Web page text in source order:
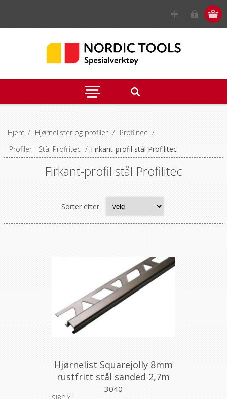
Hjem / Hjørnelister og profiler / Profilitec /
Profiler - Stål Profilitec / Firkant-profil stål Profilitec
Firkant-profil stål Profilitec
Sorter etter
Hjørnelist Squarejolly 8mm
rustfritt stål sanded 2,7m
3040